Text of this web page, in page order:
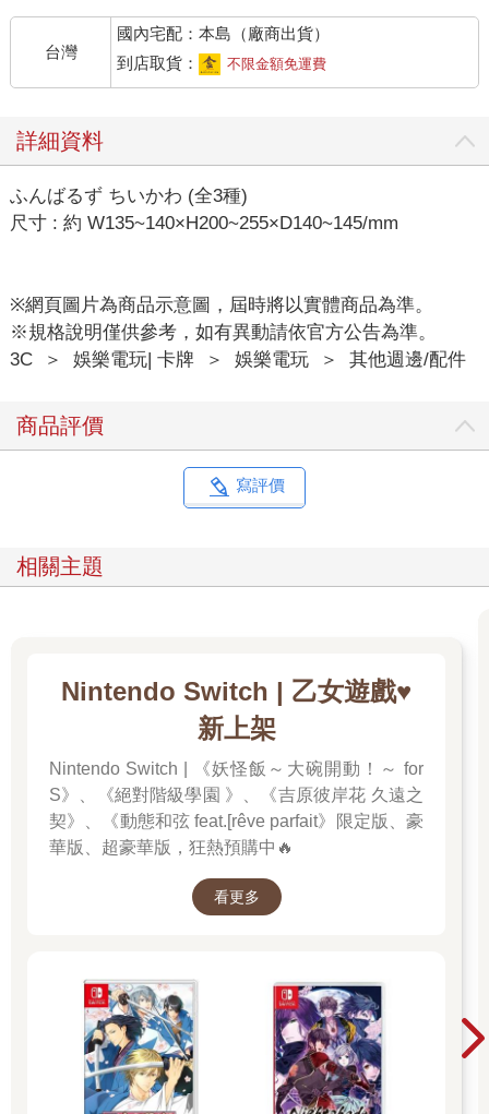
台灣
國內宅配：本島（廠商出貨）
到店取貨：
不限金額免運費
詳細資料
ふんばるず ちいかわ (全3種)
尺寸 : 約 W135~140×H200~255×D140~145/mm
※網頁圖片為商品示意圖，屆時將以實體商品為準。
※規格說明僅供參考，如有異動請依官方公告為準。
3C
＞ 娛樂電玩| 卡牌 ＞ 娛樂電玩 ＞ 其他週邊/配件
商品評價
寫評價
相關主題
Nintendo Switch | 乙女遊戲♥️
新上架
Nintendo Switch | 《妖怪飯～大碗開動！～ for
S》、《絕對階級學園 》、《吉原彼岸花 久遠之
契》、《動態和弦 feat.[rêve parfait》限定版、豪
華版、超豪華版，狂熱預購中🔥
看更多